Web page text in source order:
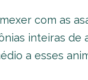
com as
inteiras
a esses